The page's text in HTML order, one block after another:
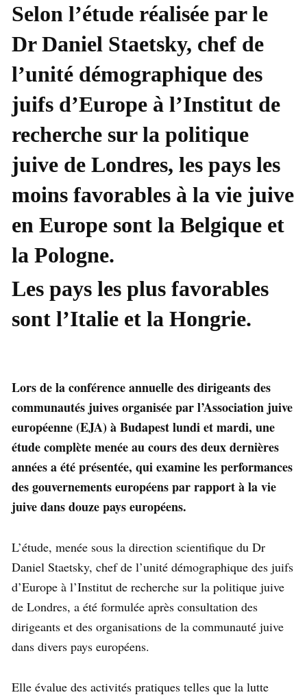
Selon l’étude réalisée par le
Dr Daniel Staetsky, chef de
l’unité démographique des
juifs d’Europe à l’Institut de
recherche sur la politique
juive de Londres, les pays les
moins favorables à la vie juive
en Europe sont la Belgique et
la Pologne.
Les pays les plus favorables
sont l’Italie et la Hongrie.
Lors de la conférence annuelle des dirigeants des
communautés juives organisée par l’Association juive
européenne (EJA) à Budapest lundi et mardi, une
étude complète menée au cours des deux dernières
années a été présentée, qui examine les performances
des gouvernements européens par rapport à la vie
juive dans douze pays européens.
L’étude, menée sous la direction scientifique du Dr
Daniel Staetsky, chef de l’unité démographique des juifs
d’Europe à l’Institut de recherche sur la politique juive
de Londres, a été formulée après consultation des
dirigeants et des organisations de la communauté juive
dans divers pays européens.
Elle évalue des activités pratiques telles que la lutte